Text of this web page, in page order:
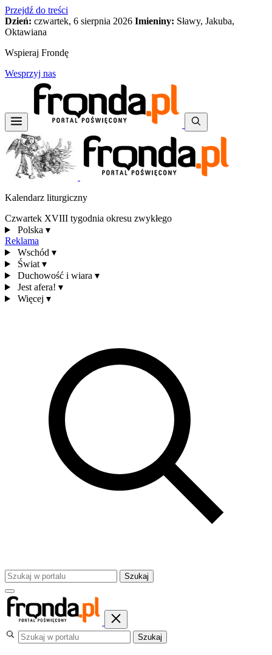
Przejdź do treści
Dzień: czwartek, 6 sierpnia 2026 Imieniny: Sławy, Jakuba,
Oktawiana
Wspieraj Frondę
Wesprzyj nas
Kalendarz liturgiczny
Czwartek XVIII tygodnia okresu zwykłego
Polska ▾
Reklama
Wschód ▾
Świat ▾
Duchowość i wiara ▾
Jest afera! ▾
Więcej ▾
Szukaj
Szukaj